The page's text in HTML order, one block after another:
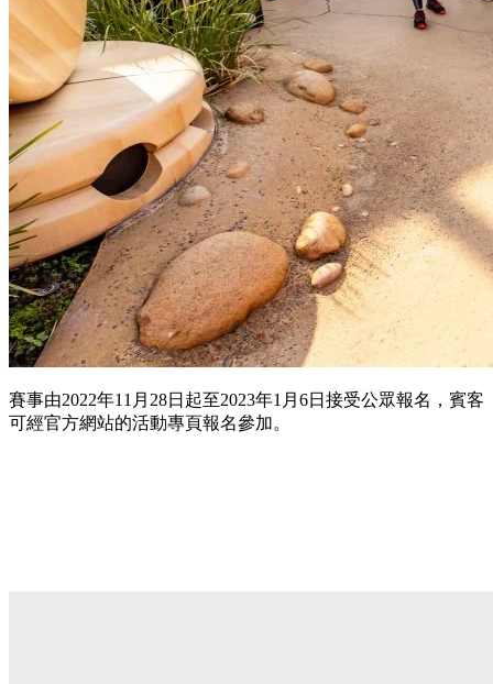
賽事由2022年11月28日起至2023年1月6日接受公眾報名，賓客
可經官方網站的活動專頁報名參加。